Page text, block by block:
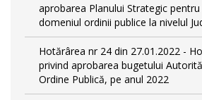
aprobarea Planului Strategic
domeniul ordinii publice la nivelul
Hotărârea nr 24 din 27.01.2022 -
privind aprobarea bugetului
Ordine Publică, pe anul 2022